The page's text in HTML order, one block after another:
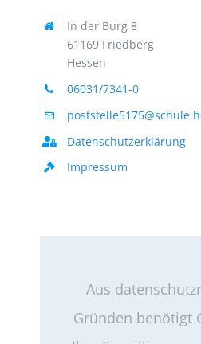
In der Burg 8
61169 Friedberg
Hessen
06031/7341-0
Datenschutzerklärung
Impressum
Aus
Gründen benötigt